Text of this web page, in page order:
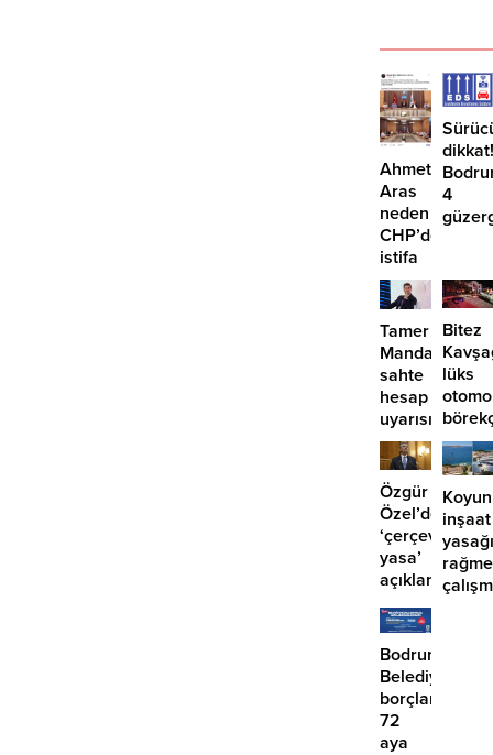
Ahmet
Aras
neden
CHP’den
istifa
etmiyor?
dikkat!
4
Tamer
sahte
hesap
uyarısı
Bitez
lüks
girdi:
2
Özgür
Özel’den
‘çerçeve
yasa’
açıklaması:
‘İmza
atma
çabamız
yok’
inşaat
Bodrum
borçlara
72
aya